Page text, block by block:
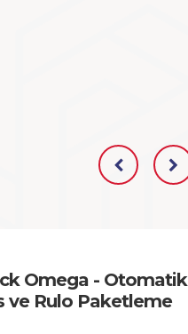
Omega - Otomatik
ve Rulo Paketleme